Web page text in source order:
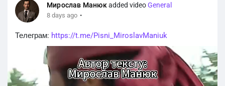
Мирослав Манюкadded videoGeneral
8 days ago ·
Телеграм: https://t.me/Pisni_MiroslavManiuk